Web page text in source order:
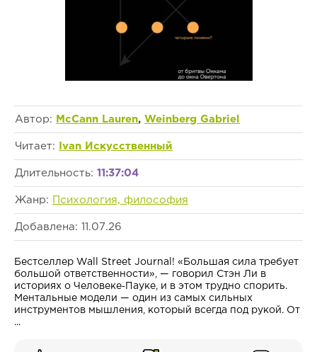
Автор: McCann Lauren, Weinberg Gabriel
Читает: Ivan Искусственный
Длительность: 11:37:04
Жанр: Психология, философия
Добавлена: 11.07.26
Бестселлер Wall Street Journal! «Большая сила требует
большой ответственности», — говорил Стэн Ли в
историях о Человеке‑Пауке, и в этом трудно спорить.
Ментальные модели — один из самых сильных
инструментов мышления, который всегда под рукой. От
...